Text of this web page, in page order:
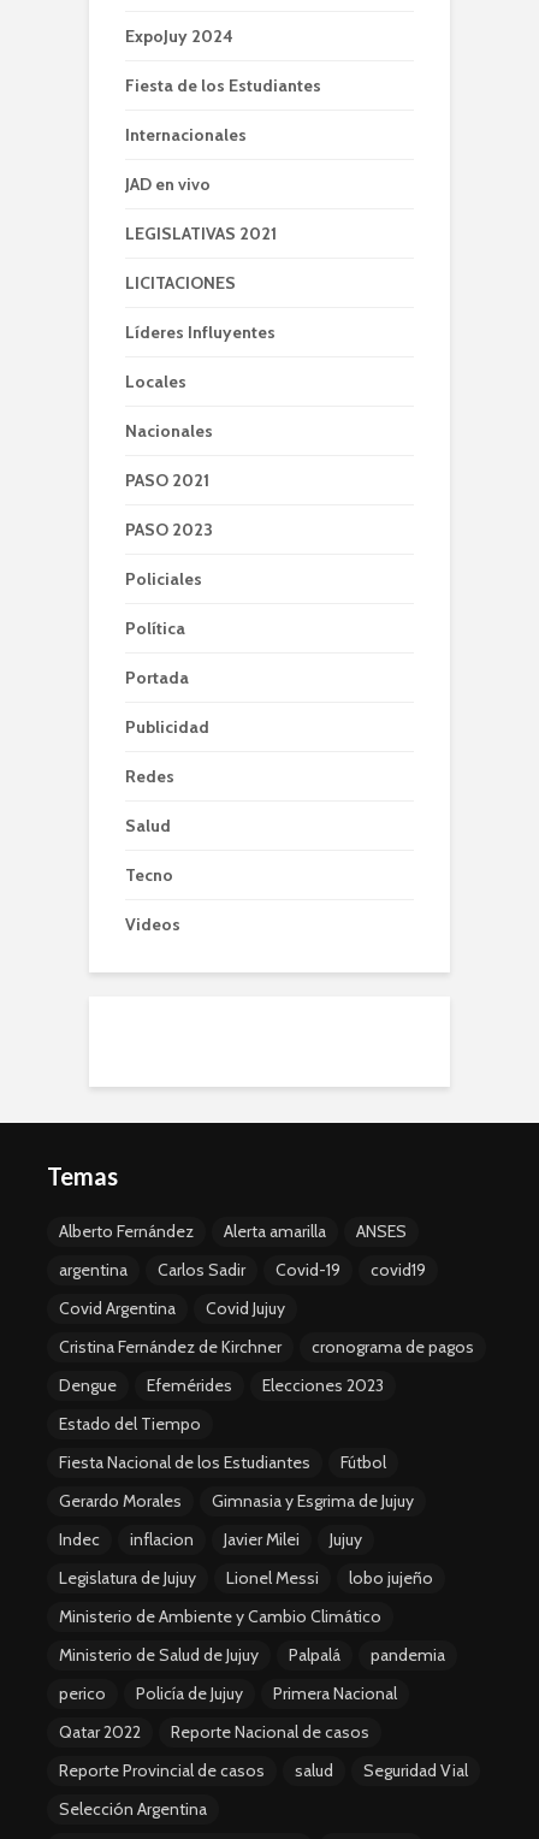
ExpoJuy 2024
Fiesta de los Estudiantes
Internacionales
JAD en vivo
LEGISLATIVAS 2021
LICITACIONES
Líderes Influyentes
Locales
Nacionales
PASO 2021
PASO 2023
Policiales
Política
Portada
Publicidad
Redes
Salud
Tecno
Videos
Temas
Alberto Fernández Alerta amarilla
ANSES
argentina
Carlos Sadir Covid-19
covid19
Covid Argentina
Covid Jujuy
Cristina Fernández de Kirchner
cronograma de pagos
Dengue
Efemérides
Elecciones 2023
Estado del Tiempo
Fiesta Nacional de los Estudiantes
Fútbol
Gerardo Morales
Gimnasia y Esgrima de Jujuy
Indec
inflacion Javier Milei
Jujuy
Legislatura de Jujuy
Lionel Messi
lobo jujeño
Ministerio de Ambiente y Cambio Climático
Ministerio de Salud de Jujuy
Palpalá
pandemia
perico
Policía de Jujuy
Primera Nacional
Qatar 2022
Reporte Nacional de casos
Reporte Provincial de casos
salud
Seguridad Vial
Selección Argentina